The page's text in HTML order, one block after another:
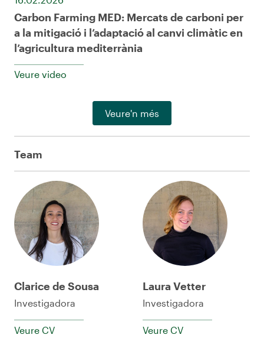
Carbon Farming MED: Mercats de carboni per
a la mitigació i l’adaptació al canvi climàtic en
l’agricultura mediterrània
Veure video
Veure'n més
Team
Clarice de Sousa
Investigadora
Veure CV
Laura Vetter
Investigadora
Veure CV